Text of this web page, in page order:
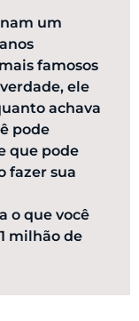
um
famosos
ele
achava
pode
que pode
fazer sua
o que você
milhão de